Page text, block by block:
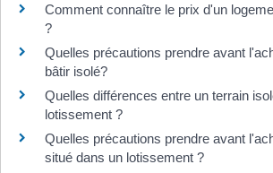
Comment connaître le prix d'un
?
Quelles précautions prendre avant
bâtir isolé?
Quelles différences entre un terrain
lotissement ?
Quelles précautions prendre avant
situé dans un lotissement ?